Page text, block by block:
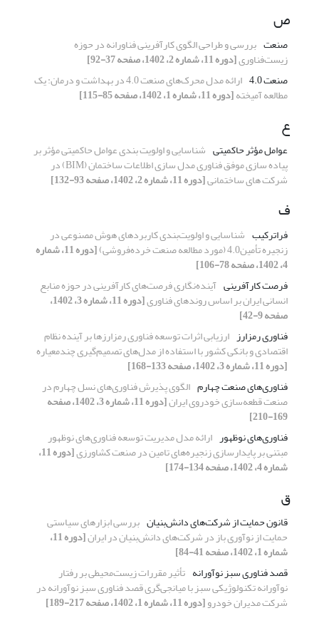
ص
صنعت بررسی و طراحی الگوی ‌کارآفرینی فناورانه در حوزه
زیست‌فناوری[دوره 11، شماره 2، 1402، صفحه 37-92]
صنعت 4.0
ارائه مدل محرک‌های صنعت 4.0 در بهداشت و درمان: یک
مطالعه آمیخته[دوره 11، شماره 1، 1402، صفحه 85-115]
ع
عوامل مؤثر حاکمیتی شناسایی و اولویت بندی عوامل حاکمیتی مؤثر بر
پیاده سازی موفق فناوری مدل سازی اطلاعات ساختمان (BIM) در
شرکت های ساختمانی[دوره 11، شماره 2، 1402، صفحه 93-132]
ف
فراترکیب شناسایی و اولویت‌بندی کاربردهای هوش مصنوعی در
زنجیره تأمین4.0 (مورد مطالعه صنعت خرده‌فروشی) [دوره 11، شماره
4، 1402، صفحه 78-106]
فرصت کارآفرینی آینده‌نگاری فرصت‌های کارآفرینی در حوزه منابع
انسانی ایران بر اساس روندهای فناوری [دوره 11، شماره 3، 1402،
صفحه 9-42]
فناوری رمزارز ارزیابی اثرات توسعه فناوری رمزارزها بر آینده نظام
اقتصادی و بانکی کشور با استفاده از مدل‌های تصمیم‌گیری چندمعیاره
[دوره 11، شماره 3، 1402، صفحه 133-168]
فناوری‌های صنعت چهارم الگوی پذیرش فناوری‌های نسل چهارم در
صنعت قطعه‌‌سازی خودروی ایران [دوره 11، شماره 3، 1402، صفحه
169-210]
فناوری‌های نوظهور ارائه مدل مدیریت توسعه فناوری‌های نوظهور
مبتنی بر پایدارسازی زنجیره‌های تامین در صنعت کشاورزی [دوره 11،
شماره 4، 1402، صفحه 134-174]
ق
قانون حمایت از شرکت‌های دانش‌بنیان بررسی ابزار‌های سیاستی
حمایت از نوآوری باز در شرکت‌های دانش‌بنیان در ایران [دوره 11،
شماره 1، 1402، صفحه 41-84]
قصد فناوری سبز نوآورانه تأثیر مقررات زیست‌محیطی بر رفتار
نوآورانه تکنولوژیکی سبز با میانجی‌گری قصد فناوری سبز نوآورانه در
شرکت مدیران خودرو[دوره 11، شماره 1، 1402، صفحه 217-189]